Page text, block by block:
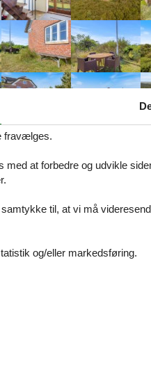
skønt placeret på en
i loftet. I stueplan finder I
maden?
eller i en af
temperatur i rummet.
indrettet med
på 1. salen er lavt til loftet.
landskab mod vest.
fravælges.
at forbedre og udvikle
til, at vi må
og/eller markedsføring.